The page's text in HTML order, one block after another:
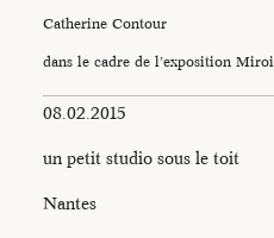
Catherine Contour
dans le cadre de l’exposition
08.02.2015
un petit studio sous le toit
Nantes